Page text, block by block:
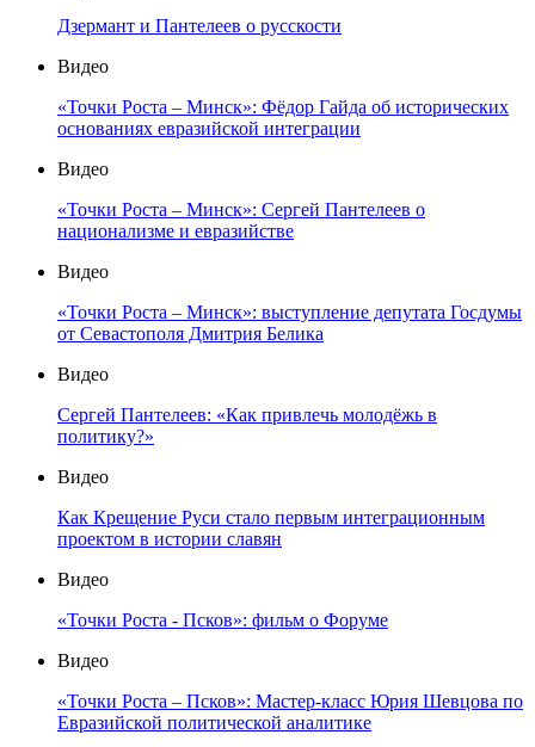
Дзермант и Пантелеев о русскости
Видео
«Точки Роста – Минск»: Фёдор Гайда об исторических
основаниях евразийской интеграции
Видео
«Точки Роста – Минск»: Сергей Пантелеев о
национализме и евразийстве
Видео
«Точки Роста – Минск»: выступление депутата Госдумы
от Севастополя Дмитрия Белика
Видео
Сергей Пантелеев: «Как привлечь молодёжь в
политику?»
Видео
Как Крещение Руси стало первым интеграционным
проектом в истории славян
Видео
«Точки Роста - Псков»: фильм о Форуме
Видео
«Точки Роста – Псков»: Мастер-класс Юрия Шевцова по
Евразийской политической аналитике